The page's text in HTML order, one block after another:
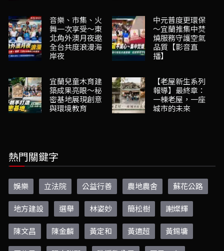
音樂、市集、火
舞一次享受～東
北角外澳月夜邀
全台共度浪漫海
岸夜
中元普度更環保
～宜蘭推集中焚
燒服務守護空氣
品質【影音直
播】
宜蘭兒童木育建
築成果亮眼～秘
密基地展現創意
與環境教育
【老屋新生系列
報導】最終章：
一棟老屋，一座
城市的未來
熱門關鍵字
娛樂 立法院 公益行善 農地農舍 蘇花公路
地方建設 選舉 林姿妙 簡松樹 謝燦輝
陳文昌 陳金麟 黃定和 黃適超 黃錫墉